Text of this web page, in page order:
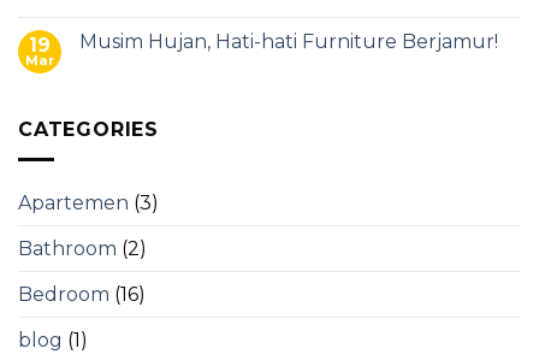
19
Mar
Musim Hujan, Hati-hati Furniture Berjamur!
CATEGORIES
Apartemen (3)
Bathroom (2)
Bedroom (16)
blog (1)